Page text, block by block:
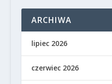
ARCHIWA
lipiec 2026
czerwiec 2026